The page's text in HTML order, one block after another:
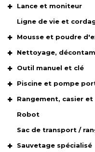
Lance et moniteur
Ligne de vie et
Mousse et poudre
Nettoyage,
Outil manuel et clé
Piscine et pompe
Rangement, casier
Robot
Sac de transport /
Sauvetage spécialisé